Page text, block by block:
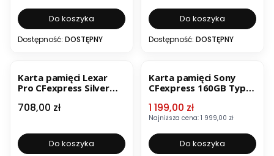
Do koszyka
Dostępność: DOSTĘPNY
Do koszyka
Dostępność: DOSTĘPNY
Karta pamięci Lexar
Pro CFexpress Silver
Cena
708,00 zł
Do koszyka
Karta pamięci Sony
CFexpress 160GB Type
Cena promocyjna
1 199,00 zł
Najniższa cena: 1 999,00 zł
Do koszyka